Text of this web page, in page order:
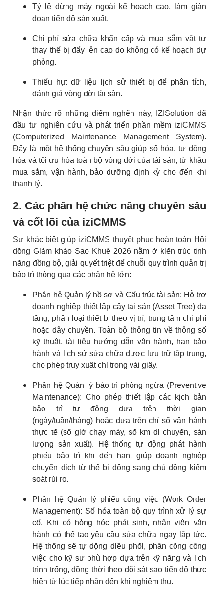
Tỷ lệ dừng máy ngoài kế hoạch cao, làm gián
đoạn tiến độ sản xuất.
Chi phí sửa chữa khẩn cấp và mua sắm vật tư
thay thế bị đẩy lên cao do không có kế hoạch dự
phòng.
Thiếu hụt dữ liệu lịch sử thiết bị để phân tích,
đánh giá vòng đời tài sản.
Nhận thức rõ những điểm nghẽn này, IZISolution đã
đầu tư nghiên cứu và phát triển phần mềm iziCMMS
(Computerized Maintenance Management System).
Đây là một hệ thống chuyên sâu giúp số hóa, tự động
hóa và tối ưu hóa toàn bộ vòng đời của tài sản, từ khâu
mua sắm, vận hành, bảo dưỡng định kỳ cho đến khi
thanh lý.
2. Các phân hệ chức năng chuyên sâu
và cốt lõi của iziCMMS
Sự khác biệt giúp iziCMMS thuyết phục hoàn toàn Hội
đồng Giám khảo Sao Khuê 2026 nằm ở kiến trúc tính
năng đồng bộ, giải quyết triệt để chuỗi quy trình quản trị
bảo trì thông qua các phân hệ lớn:
Phân hệ Quản lý hồ sơ và Cấu trúc tài sản: Hỗ trợ
doanh nghiệp thiết lập cây tài sản (Asset Tree) đa
tầng, phân loại thiết bị theo vị trí, trung tâm chi phí
hoặc dây chuyền. Toàn bộ thông tin về thông số
kỹ thuật, tài liệu hướng dẫn vận hành, hạn bảo
hành và lịch sử sửa chữa được lưu trữ tập trung,
cho phép truy xuất chỉ trong vài giây.
Phân hệ Quản lý bảo trì phòng ngừa (Preventive
Maintenance): Cho phép thiết lập các kịch bản
bảo trì tự động dựa trên thời gian
(ngày/tuần/tháng) hoặc dựa trên chỉ số vận hành
thực tế (số giờ chạy máy, số km di chuyển, sản
lượng sản xuất). Hệ thống tự động phát hành
phiếu bảo trì khi đến hạn, giúp doanh nghiệp
chuyển dịch từ thế bị động sang chủ động kiểm
soát rủi ro.
Phân hệ Quản lý phiếu công việc (Work Order
Management): Số hóa toàn bộ quy trình xử lý sự
cố. Khi có hỏng hóc phát sinh, nhân viên vận
hành có thể tạo yêu cầu sửa chữa ngay lập tức.
Hệ thống sẽ tự động điều phối, phân công công
việc cho kỹ sư phù hợp dựa trên kỹ năng và lịch
trình trống, đồng thời theo dõi sát sao tiến độ thực
hiện từ lúc tiếp nhận đến khi nghiệm thu.